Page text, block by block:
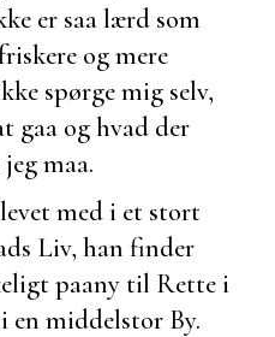
er saa lærd som
og mere
spørge mig selv,
gaa og hvad der
maa.
med i et stort
Liv, han finder
paany til Rette i
en middelstor By.